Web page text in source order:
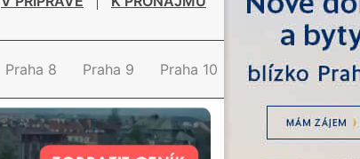
Praha 8 Praha 9 Praha 10